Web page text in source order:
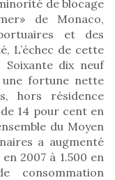
de blocage
de Monaco,
et des
L’échec de cette
Soixante dix neuf
une fortune nette
hors résidence
14 pour cent en
du Moyen
a augmenté
2007 à 1.500 en
consommation